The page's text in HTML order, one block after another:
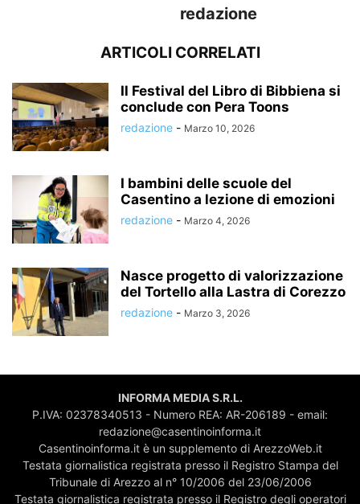
redazione
ARTICOLI CORRELATI
Il Festival del Libro di Bibbiena si
conclude con Pera Toons
redazione - Marzo 10, 2026
I bambini delle scuole del
Casentino a lezione di emozioni
redazione - Marzo 4, 2026
Nasce progetto di valorizzazione
del Tortello alla Lastra di Corezzo
redazione - Marzo 3, 2026
INFORMA MEDIA S.R.L.
P.IVA: 02378340513 - Numero REA: AR-206189 - email:
redazione@casentinoinforma.it
Casentinoinforma.it è un supplemento di ArezzoWeb.it
Testata giornalistica registrata presso il Registro Stampa del
Tribunale di Arezzo al n° 10/2006 del 23/06/2006
Testata giornalistica registrata presso il Registro degli operatori